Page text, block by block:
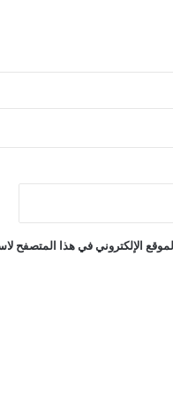
الإلكتروني في هذا المتصفح